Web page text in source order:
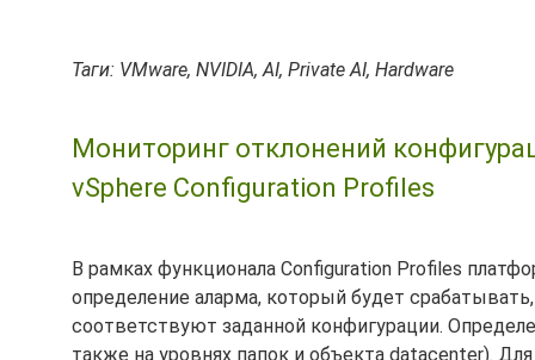
Таги: VMware, NVIDIA, AI, Private AI, Hardware
Мониторинг отклонений
vSphere Configuration Profiles
В рамках функционала Configuration Profiles
определение аларма, который будет
соответствуют заданной конфигурации.
также на уровнях папок и объекта datacenter).